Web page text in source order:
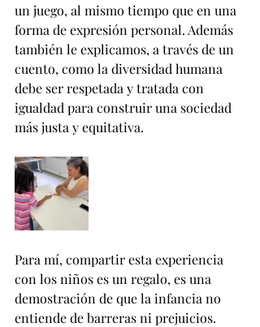
un juego, al mismo tiempo que en una
forma de expresión personal. Además
también le explicamos, a través de un
cuento, como la diversidad humana
debe ser respetada y tratada con
igualdad para construir una sociedad
más justa y equitativa.
Para mí, compartir esta experiencia
con los niños es un regalo, es una
demostración de que la infancia no
entiende de barreras ni prejuicios.